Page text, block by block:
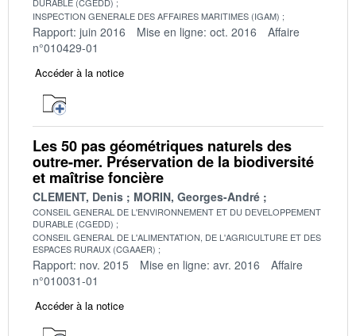
INSPECTION GENERALE DES AFFAIRES MARITIMES (IGAM)
Rapport: juin 2016 Mise en ligne: oct. 2016
Affaire
n°010429-01
Accéder à la notice
Les 50 pas géométriques naturels des
outre-mer. Préservation de la biodiversité
et maîtrise foncière
CLEMENT, Denis MORIN, Georges-André
CONSEIL GENERAL DE L'ENVIRONNEMENT ET DU DEVELOPPEMENT
DURABLE (CGEDD)
CONSEIL GENERAL DE L'ALIMENTATION, DE L'AGRICULTURE ET DES
ESPACES RURAUX (CGAAER)
Rapport: nov. 2015 Mise en ligne: avr. 2016
Affaire
n°010031-01
Accéder à la notice